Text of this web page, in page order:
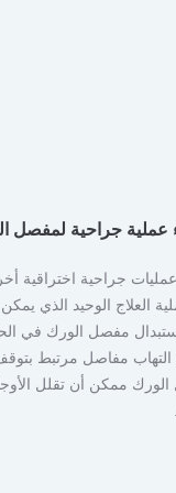
عملية جراحية لمفصل
جراحية
العلاج الوحيد الذي
مفصل الورك في
مفاصل مرتبط
ممكن أن تقلل